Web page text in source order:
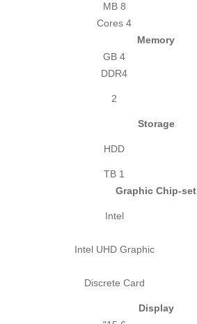
8 MB
4 Cores
Memory
4 GB
DDR4
2
Storage
HDD
1 TB
Graphic Chip-set
Intel
Intel UHD Graphic
Discrete Card
Display